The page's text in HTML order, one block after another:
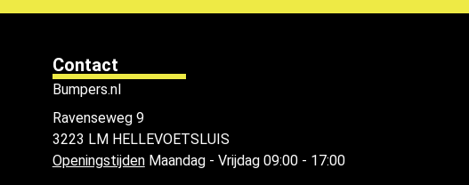
Contact
Bumpers.nl
Ravenseweg 9
3223 LM HELLEVOETSLUIS
OpeningstijdenMaandag - Vrijdag 09:00 - 17:00